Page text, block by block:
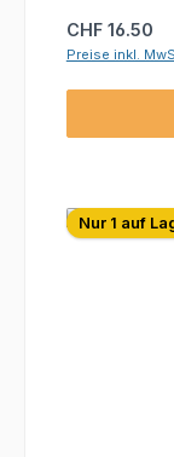
Regulärer
CHF 16.50
Preise inkl.
Nur 1 auf